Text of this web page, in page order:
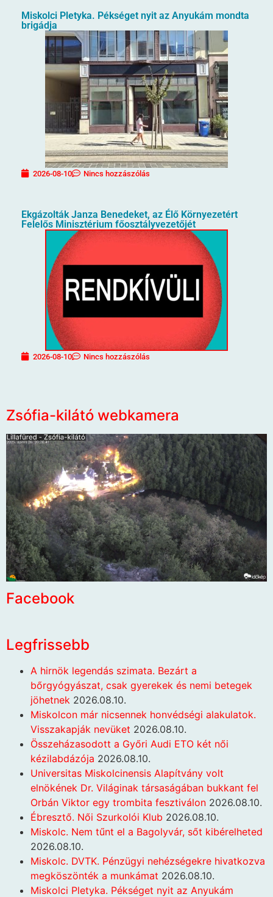
Miskolci Pletyka. Pékséget nyit az Anyukám mondta
brigádja
2026-08-10 Nincs hozzászólás
Ekgázolták Janza Benedeket, az Élő Környezetért
Felelős Minisztérium főosztályvezetőjét
2026-08-10 Nincs hozzászólás
Zsófia-kilátó webkamera
Facebook
Legfrissebb
A hirnök legendás szimata. Bezárt a
bőrgyógyászat, csak gyerekek és nemi betegek
jöhetnek 2026.08.10.
Miskolcon már nicsennek honvédségi alakulatok.
Visszakapják nevüket 2026.08.10.
Összeházasodott a Győri Audi ETO két női
kézilabdázója 2026.08.10.
Universitas Miskolcinensis Alapítvány volt
elnökének Dr. Világinak társaságában bukkant fel
Orbán Viktor egy trombita fesztiválon 2026.08.10.
Ébresztő. Női Szurkolói Klub 2026.08.10.
Miskolc. Nem tűnt el a Bagolyvár, sőt kibérelheted
2026.08.10.
Miskolc. DVTK. Pénzügyi nehézségekre hivatkozva
megköszönték a munkámat 2026.08.10.
Miskolci Pletyka. Pékséget nyit az Anyukám